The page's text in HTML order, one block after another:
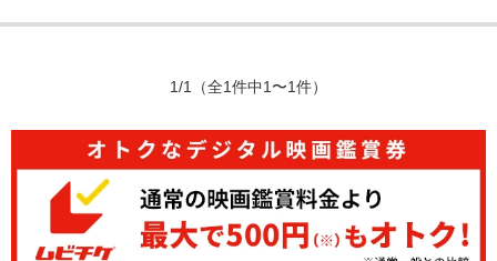
1/1 （全1件中1〜1件）